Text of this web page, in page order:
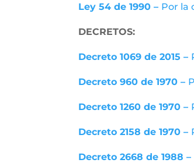
Ley 54 de 1990 – Por la
DECRETOS:
Decreto 1069 de 2015 –
Decreto 960 de 1970 –
Decreto 1260 de 1970 –
Decreto 2158 de 1970 –
Decreto 2668 de 1988 –